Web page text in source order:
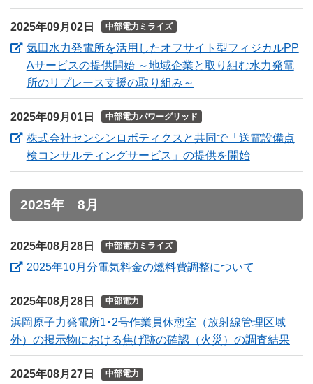
2025年09月02日 中部電力ミライズ
気田水力発電所を活用したオフサイト型フィジカルPP
Aサービスの提供開始 ～地域企業と取り組む水力発電
所のリプレース支援の取り組み～
2025年09月01日 中部電力パワーグリッド
株式会社センシンロボティクスと共同で「送電設備点
検コンサルティングサービス」の提供を開始（新しいウ
2025年 8月
2025年08月28日 中部電力ミライズ
2025年10月分電気料金の燃料費調整について
2025年08月28日 中部電力
浜岡原子力発電所1･2号作業員休憩室（放射線管理区域
外）の掲示物における焦げ跡の確認（火災）の調査結果
2025年08月27日 中部電力